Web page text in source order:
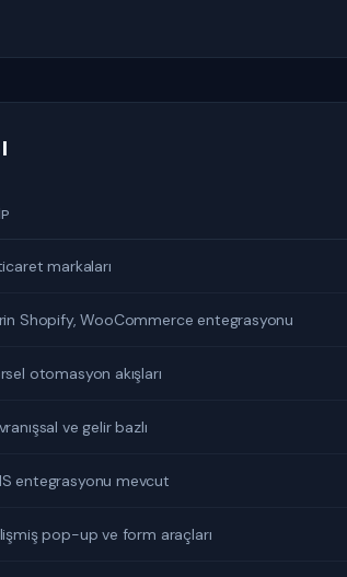
markaları
Shopify, WooCommerce entegrasyonu
otomasyon akışları
ve gelir bazlı
entegrasyonu mevcut
pop-up ve form araçları